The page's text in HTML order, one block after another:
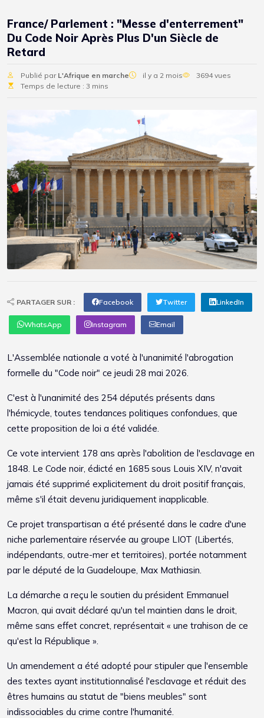
France/ Parlement : "Messe d'enterrement"
Du Code Noir Après Plus D'un Siècle de
Retard
Publié par L'Afrique en marche il y a 2 mois
3694 vues
Temps de lecture : 3 mins
PARTAGER SUR : Facebook Twitter LinkedIn
WhatsApp Instagram Email
L'Assemblée nationale a voté à l'unanimité l'abrogation
formelle du "Code noir" ce jeudi 28 mai 2026.
C'est à l'unanimité des 254 députés présents dans
l'hémicycle, toutes tendances politiques confondues, que
cette proposition de loi a été validée.
Ce vote intervient 178 ans après l'abolition de l'esclavage en
1848. Le Code noir, édicté en 1685 sous Louis XIV, n'avait
jamais été supprimé explicitement du droit positif français,
même s'il était devenu juridiquement inapplicable.
Ce projet transpartisan a été présenté dans le cadre d'une
niche parlementaire réservée au groupe LIOT (Libertés,
indépendants, outre-mer et territoires), portée notamment
par le député de la Guadeloupe, Max Mathiasin.
La démarche a reçu le soutien du président Emmanuel
Macron, qui avait déclaré qu'un tel maintien dans le droit,
même sans effet concret, représentait « une trahison de ce
qu'est la République ».
Un amendement a été adopté pour stipuler que l'ensemble
des textes ayant institutionnalisé l'esclavage et réduit des
êtres humains au statut de "biens meubles" sont
indissociables du crime contre l'humanité.